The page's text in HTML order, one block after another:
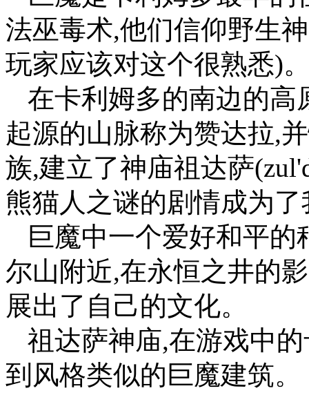
法巫毒术,他们信仰野生
玩家应该对这个很熟悉)
在卡利姆多的南边的高
起源的山脉称为赞达拉,
族,建立了神庙祖达萨
熊猫人之谜的剧情成为
巨魔中一个爱好和平的
尔山附近,在永恒之井的
展出了自己的文化。
祖达萨神庙,在游戏中
到风格类似的巨魔建筑。